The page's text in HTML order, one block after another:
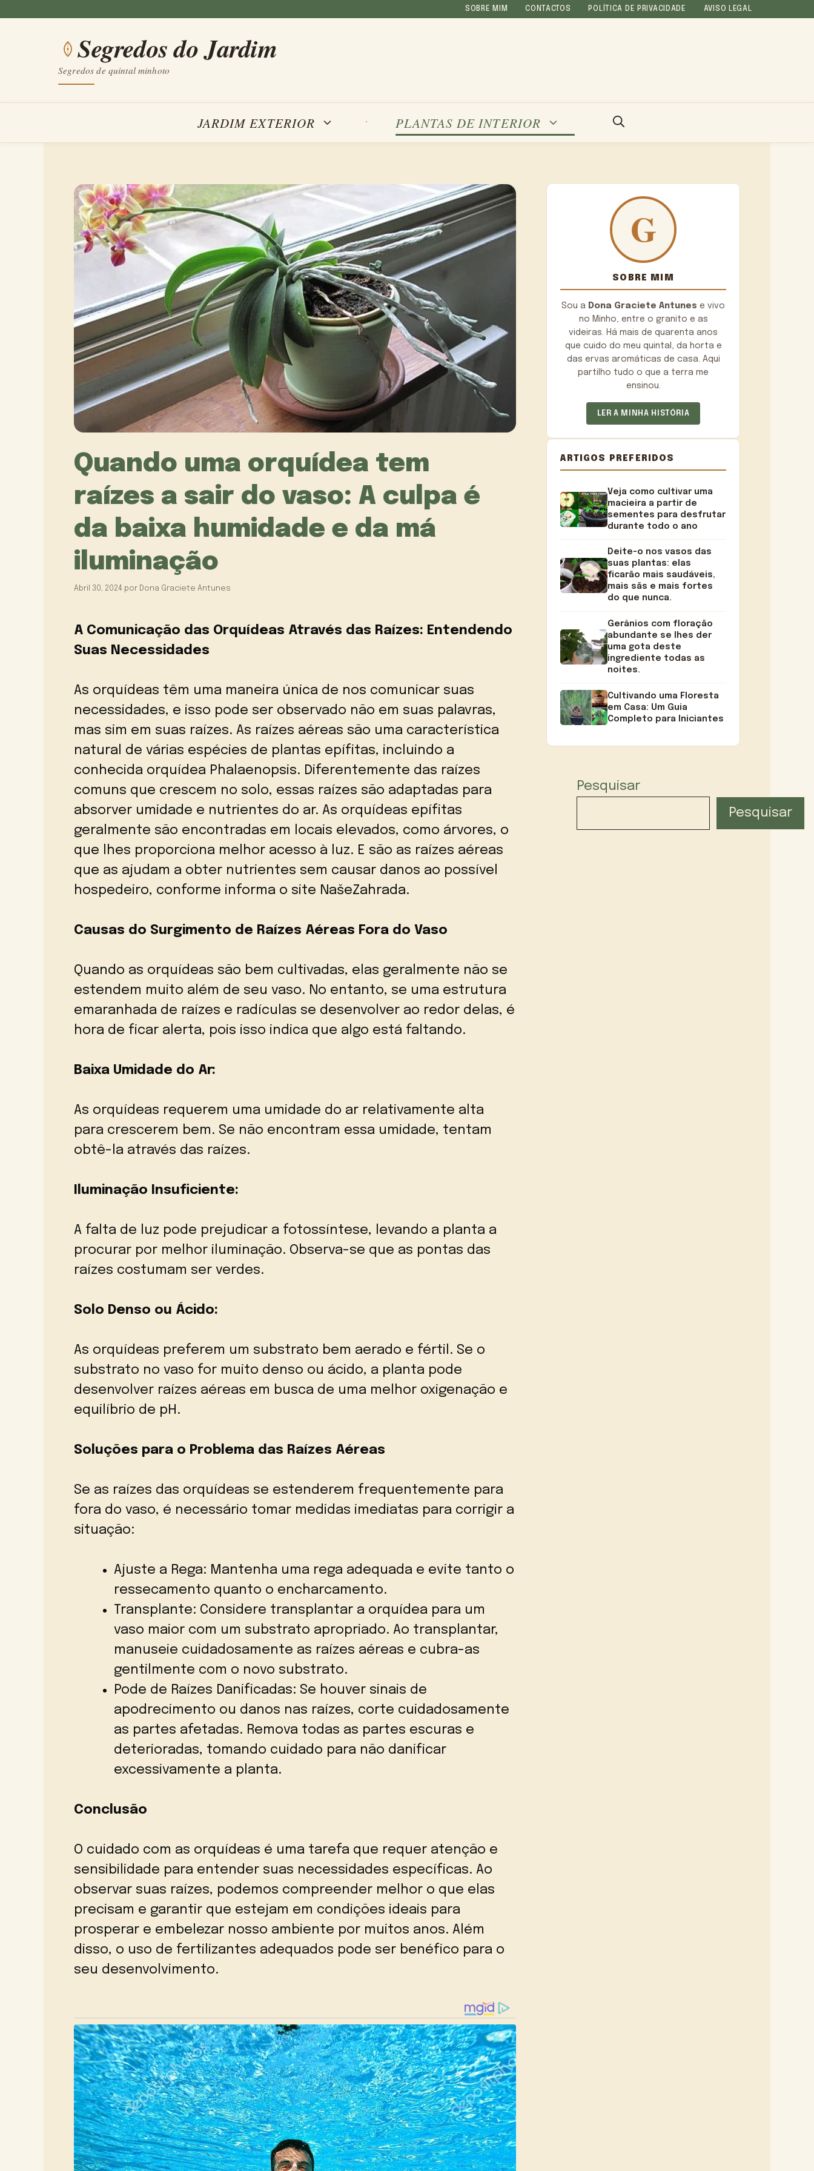
conteúdo
SOBRE MIM CONTACTOS POLÍTICA DE PRIVACIDADE AVISO LEGAL
Segredos do Jardim
Segredos de quintal minhoto
JARDIM EXTERIOR PLANTAS DE INTERIOR
Quando uma orquídea tem
raízes a sair do vaso: A culpa é
da baixa humidade e da má
iluminação
Abril 30, 2024 por Dona Graciete Antunes
A Comunicação das Orquídeas Através das Raízes: Entendendo
Suas Necessidades
As orquídeas têm uma maneira única de nos comunicar suas
necessidades, e isso pode ser observado não em suas palavras,
mas sim em suas raízes. As raízes aéreas são uma característica
natural de várias espécies de plantas epífitas, incluindo a
conhecida orquídea Phalaenopsis. Diferentemente das raízes
comuns que crescem no solo, essas raízes são adaptadas para
absorver umidade e nutrientes do ar. As orquídeas epífitas
geralmente são encontradas em locais elevados, como árvores, o
que lhes proporciona melhor acesso à luz. E são as raízes aéreas
que as ajudam a obter nutrientes sem causar danos ao possível
hospedeiro, conforme informa o site NašeZahrada.
Causas do Surgimento de Raízes Aéreas Fora do Vaso
Quando as orquídeas são bem cultivadas, elas geralmente não se
estendem muito além de seu vaso. No entanto, se uma estrutura
emaranhada de raízes e radículas se desenvolver ao redor delas, é
hora de ficar alerta, pois isso indica que algo está faltando.
Baixa Umidade do Ar:
As orquídeas requerem uma umidade do ar relativamente alta
para crescerem bem. Se não encontram essa umidade, tentam
obtê-la através das raízes.
Iluminação Insuficiente:
A falta de luz pode prejudicar a fotossíntese, levando a planta a
procurar por melhor iluminação. Observa-se que as pontas das
raízes costumam ser verdes.
Solo Denso ou Ácido:
As orquídeas preferem um substrato bem aerado e fértil. Se o
substrato no vaso for muito denso ou ácido, a planta pode
desenvolver raízes aéreas em busca de uma melhor oxigenação e
equilíbrio de pH.
Soluções para o Problema das Raízes Aéreas
Se as raízes das orquídeas se estenderem frequentemente para
fora do vaso, é necessário tomar medidas imediatas para corrigir a
situação:
Ajuste a Rega: Mantenha uma rega adequada e evite tanto o
ressecamento quanto o encharcamento.
Transplante: Considere transplantar a orquídea para um
vaso maior com um substrato apropriado. Ao transplantar,
manuseie cuidadosamente as raízes aéreas e cubra-as
gentilmente com o novo substrato.
Pode de Raízes Danificadas: Se houver sinais de
apodrecimento ou danos nas raízes, corte cuidadosamente
as partes afetadas. Remova todas as partes escuras e
deterioradas, tomando cuidado para não danificar
excessivamente a planta.
Conclusão
O cuidado com as orquídeas é uma tarefa que requer atenção e
sensibilidade para entender suas necessidades específicas. Ao
observar suas raízes, podemos compreender melhor o que elas
precisam e garantir que estejam em condições ideais para
prosperar e embelezar nosso ambiente por muitos anos. Além
disso, o uso de fertilizantes adequados pode ser benéfico para o
seu desenvolvimento.
SOBRE MIM
Sou a Dona Graciete Antunes e vivo
no Minho, entre o granito e as
videiras. Há mais de quarenta anos
que cuido do meu quintal, da horta e
das ervas aromáticas de casa. Aqui
partilho tudo o que a terra me
ensinou.
LER A MINHA HISTÓRIA
ARTIGOS PREFERIDOS
Veja como cultivar uma
macieira a partir de
sementes para desfrutar
durante todo o ano
Deite-o nos vasos das
suas plantas: elas
ficarão mais saudáveis,
mais sãs e mais fortes
do que nunca.
Gerânios com floração
abundante se lhes der
uma gota deste
ingrediente todas as
noites.
Cultivando uma Floresta
em Casa: Um Guia
Completo para Iniciantes
Pesquisar
Pesquisar